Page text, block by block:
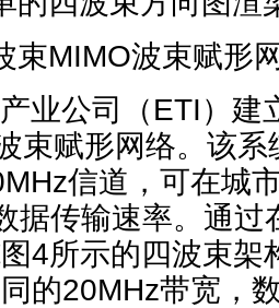
束MIMO波束赋形
业公司（ETI）建
束赋形网络。该
信道，可在城
据传输速率。通过
4所示的四波束架
的20MHz带宽，